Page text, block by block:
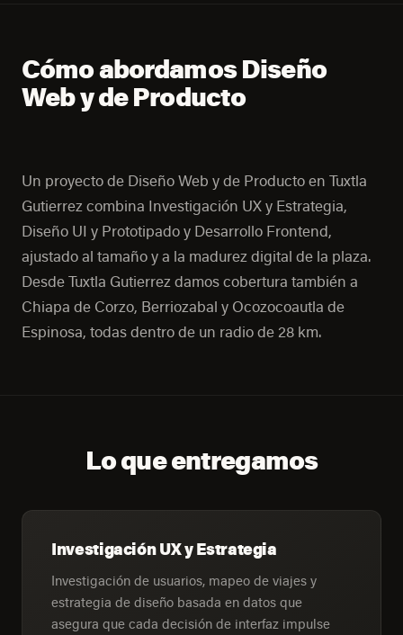
Cómo abordamos Diseño
Web y de Producto
Un proyecto de Diseño Web y de Producto en Tuxtla
Gutierrez combina Investigación UX y Estrategia,
Diseño UI y Prototipado y Desarrollo Frontend,
ajustado al tamaño y a la madurez digital de la plaza.
Desde Tuxtla Gutierrez damos cobertura también a
Chiapa de Corzo, Berriozabal y Ocozocoautla de
Espinosa, todas dentro de un radio de 28 km.
Lo que entregamos
Investigación UX y Estrategia
Investigación de usuarios, mapeo de viajes y
estrategia de diseño basada en datos que
asegura que cada decisión de interfaz impulse